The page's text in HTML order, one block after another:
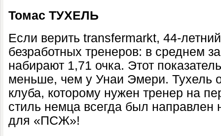
Томас ТУХЕЛЬ
Если верить transfermarkt, 44-
безработных тренеров: в среднем
набирают 1,71 очка. Этот
меньше, чем у Унаи Эмери. Тухель
клуба, которому нужен тренер на
стиль немца всегда был направлен
для «ПСЖ»!